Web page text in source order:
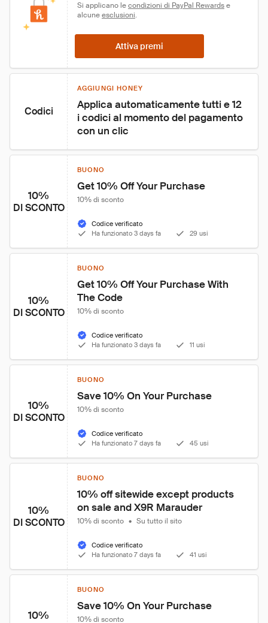
Si applicano le condizioni di PayPal Rewards e
alcune esclusioni.
Attiva premi
Codici
AGGIUNGI HONEY
Applica automaticamente tutti e 12
i codici al momento del pagamento
con un clic
10%
DI SCONTO
BUONO
Get 10% Off Your Purchase
10% di sconto
Codice verificato
Ha funzionato 3 days fa
29 usi
10%
DI SCONTO
BUONO
Get 10% Off Your Purchase With
The Code
10% di sconto
Codice verificato
Ha funzionato 3 days fa
11 usi
10%
DI SCONTO
BUONO
Save 10% On Your Purchase
10% di sconto
Codice verificato
Ha funzionato 7 days fa
45 usi
10%
DI SCONTO
BUONO
10% off sitewide except products
on sale and X9R Marauder
10% di sconto • Su tutto il sito
Codice verificato
Ha funzionato 7 days fa
41 usi
10%
BUONO
Save 10% On Your Purchase
10% di sconto